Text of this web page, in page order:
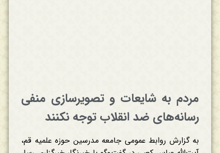
مردم به شایعات و تصویرسازی منفی
رسانه‌های ضد انقلاب توجه نکنند
به گزارش روابط عمومی جامعه مدرسین حوزه علمیه قم،